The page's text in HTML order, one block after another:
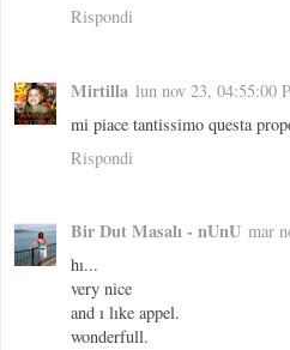
Rispondi
Mirtilla lun nov 23, 04:55:00
mi piace tantissimo questa
Rispondi
Bir Dut Masalı - nUnU mar
hı...
very nice
and ı lıke appel.
wonderfull.